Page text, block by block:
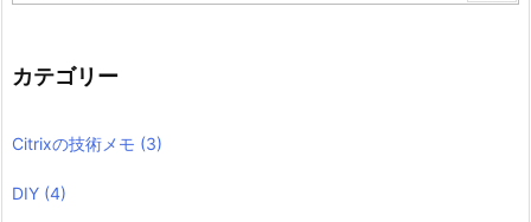
カテゴリー
Citrixの技術メモ (3)
DIY (4)